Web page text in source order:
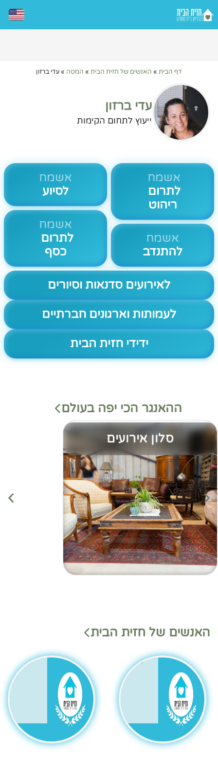
דף הבית » האנשים של חזית הבית » המטה »עדי ברזון
עדי ברזון
ייעוץ לתחום הקימות
אשמח
לתרום
ריהוט
אשמח
להתנדב
אשמח
לסיוע
אשמח
לתרום
כסף
לאירועים סדנאות וסיורים
לעמותות וארגונים חברתיים
ידידי חזית הבית
ההאנגר הכי יפה בעולם
סלון אירועים
האנשים של חזית הבית
משמ
בהאנ
גר